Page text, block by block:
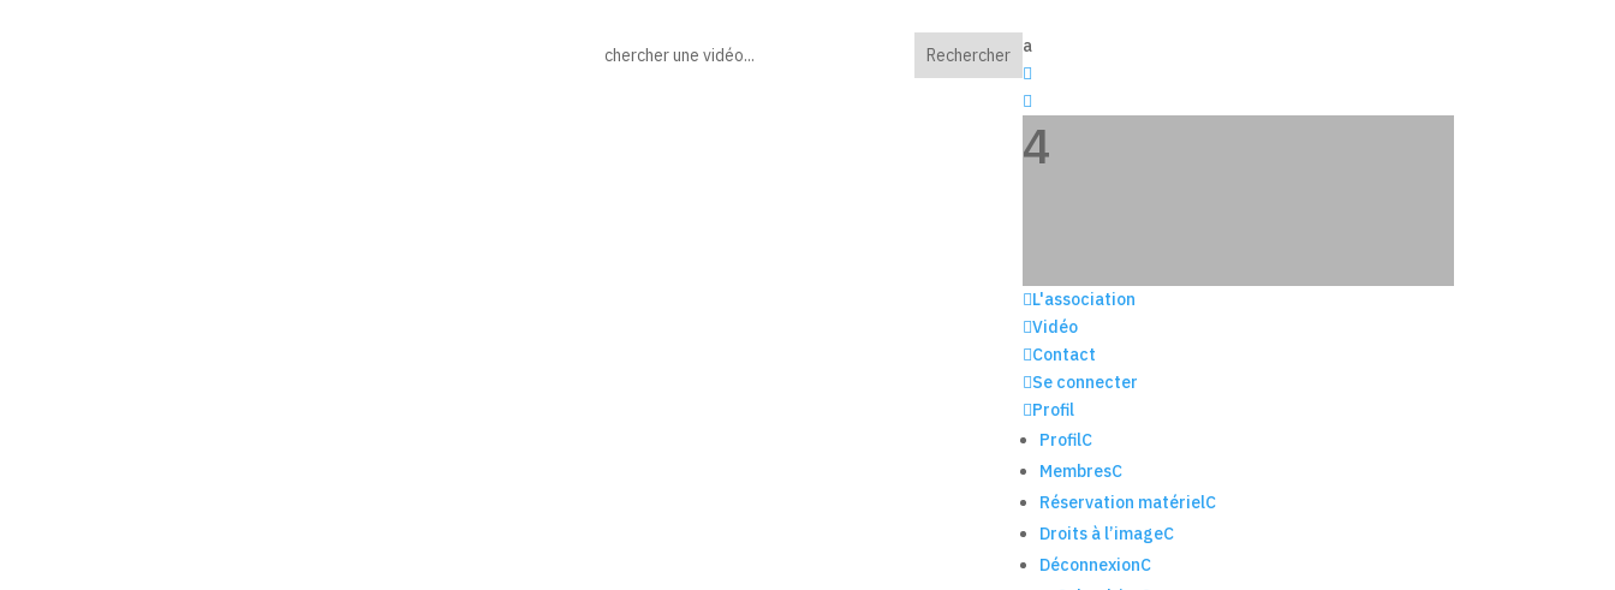
a


4
L'association
Vidéo
Contact
Se connecter
Profil
ProfilC
MembresC
Réservation matérielC
Droits à l’imageC
DéconnexionC